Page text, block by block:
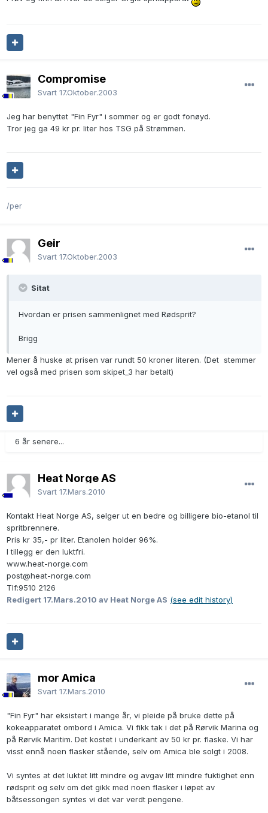
Compromise
Svart 17.Oktober.2003
Jeg har benyttet "Fin Fyr" i sommer og er godt fonøyd.
Tror jeg ga 49 kr pr. liter hos TSG på Strømmen.
/per
Geir
Svart 17.Oktober.2003
Sitat
Hvordan er prisen sammenlignet med Rødsprit?
Brigg
Mener å huske at prisen var rundt 50 kroner literen. (Det stemmer
vel også med prisen som skipet_3 har betalt)
6 år senere...
Heat Norge AS
Svart 17.Mars.2010
Kontakt Heat Norge AS, selger ut en bedre og billigere bio-etanol til
spritbrennere.
Pris kr 35,- pr liter. Etanolen holder 96%.
I tillegg er den luktfri.
www.heat-norge.com
post@heat-norge.com
Tlf:9510 2126
Redigert 17.Mars.2010 av Heat Norge AS (see edit history)
mor Amica
Svart 17.Mars.2010
"Fin Fyr" har eksistert i mange år, vi pleide på bruke dette på
kokeapparatet ombord i Amica. Vi fikk tak i det på Rørvik Marina og
på Rørvik Maritim. Det kostet i underkant av 50 kr pr. flaske. Vi har
visst ennå noen flasker stående, selv om Amica ble solgt i 2008.
Vi syntes at det luktet litt mindre og avgav litt mindre fuktighet enn
rødsprit og selv om det gikk med noen flasker i løpet av
båtsessongen syntes vi det var verdt pengene.